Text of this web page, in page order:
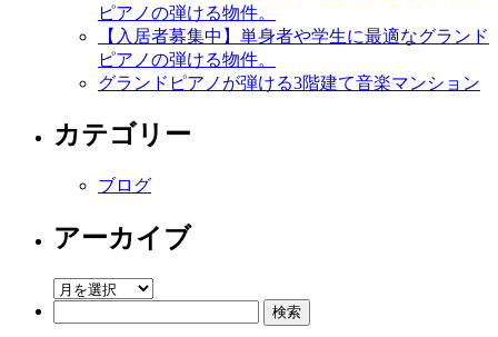
ピアノの弾ける物件。
【入居者募集中】単身者や学生に最適なグランド
ピアノの弾ける物件。
グランドピアノが弾ける3階建て音楽マンション
カテゴリー
ブログ
アーカイブ
ア